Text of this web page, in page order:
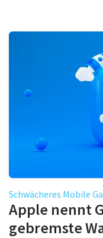
Schwächeres Mobile
Apple nennt
gebremste